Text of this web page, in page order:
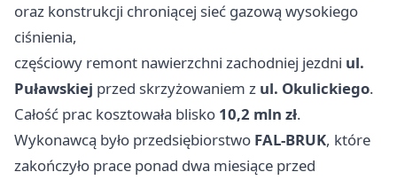
oraz konstrukcji chroniącej sieć gazową wysokiego
ciśnienia,
częściowy remont nawierzchni zachodniej jezdni ul.
Puławskiej przed skrzyżowaniem z ul. Okulickiego.
Całość prac kosztowała blisko 10,2 mln zł.
Wykonawcą było przedsiębiorstwo FAL-BRUK, które
zakończyło prace ponad dwa miesiące przed